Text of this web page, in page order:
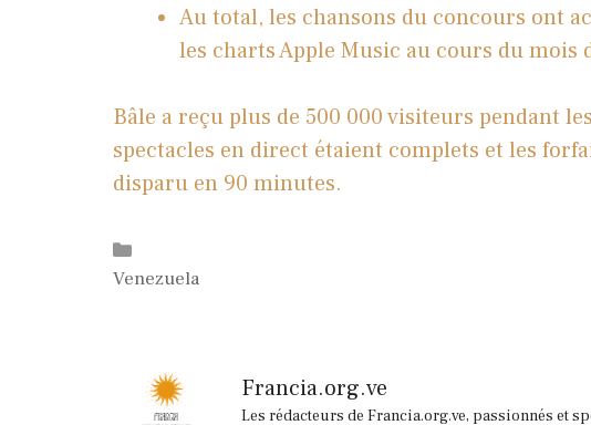
Au total, les chansons du concours ont
les charts Apple Music au cours du mois
Bâle a reçu plus de 500 000 visiteurs pendant
spectacles en direct étaient complets et les
disparu en 90 minutes.
Venezuela
Francia.org.ve
Les rédacteurs de Francia.org.ve, passionnés et